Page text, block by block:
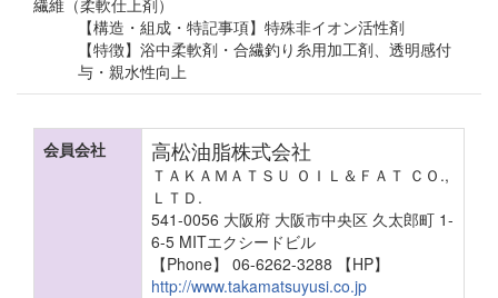
繊維（柔軟仕上剤）
【構造・組成・特記事項】特殊非イオン活性剤
【特徴】浴中柔軟剤・合繊釣り糸用加工剤、透明感付
与・親水性向上
会員会社 高松油脂株式会社
ＴＡＫＡＭＡＴＳＵ ＯＩＬ＆ＦＡＴ ＣＯ.,
ＬＴＤ.
541-0056 大阪府 大阪市中央区 久太郎町 1-
6-5 MITエクシードビル
【Phone】 06-6262-3288
【HP】
http://www.takamatsuyusi.co.jp